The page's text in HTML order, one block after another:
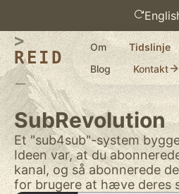
REID
Om
Tidslinje
Blog
Kontakt
SubRevolution
Et "sub4sub"-system
Ideen var, at du
kanal, og så abonnerede
for brugere at hæve deres